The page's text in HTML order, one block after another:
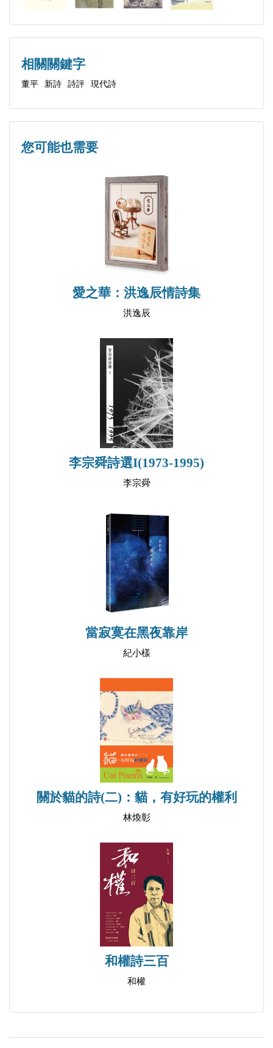
繁殖一首沒有結尾的長詩
回聲引來的風暴──欣賞白樺的一首詩
美國詩百分之八十三是垃圾
小心獅子掉了下來──讀童子寫的《鉛筆童話》
不期而遇──讀辛波斯卡的詩
愛沙尼亞詩人 何索‧庫爾──讀他的幾首「哲學詩」
《雨天書》的故事──詩集封面是詩與藝的巧配
給小數點台灣──懷念「數學詩」詩人曹開
寫不寫詩都荒謬──為綠蒂《冬雪冰青》詩集說點
托爾斯泰也要平反
不堪春解手──談幾首「逐臭之詩」
完成一座雕像──讀女詩人劉小梅的詩
存在主義不存在了──回憶詩人周鼎
導師之言──有感於讀網路文章會變笨
郁達夫軼事三則
書中之書──介紹魯蛟的《書註》
我在粉碎「一切」障礙──想起巴爾扎克的這句豪語
我為詩人，純屬意外
詩人須與時間較勁──讀藍雲的《日誌詩》
舊景觀，新變異──談李笠和劉川的寫景詩
讀方艮《三十「躬命」塵與土》
魔方中的詩質──須文蔚詩集《魔術方塊》賞析
新詩品種層出不窮── 介紹「小說詩」、「日誌
詩」、「鬼扯詩」、「廢話詩」……
詩的想像力弔詭
耳叟和周公詩與藝的巧配──懷念兩位詩藝全能的老
【KUSO李白】之一：李白出生地懸案
【KUSO李白】之二：李白的死也有問題
【KUSO李白】之三：李白一生詩酒惹事
【KUSO李白】之四：古今詩人對李白的觀感
【KUSO李白】之五：現代詩人對李白的評價
【KUSO李白】之六：洛夫登峨眉尋李白不遇
【KUSO李白】之七：後現代狀況下，飲李白月光
【KUSO李白】之八：李白的「床」出問題
【KUSO李白】之十：後現代狀況下都來解構詩人李
白
相關關鍵字
董平 新詩 詩評 現代詩
您可能也需要
愛之華：洪逸辰情詩集
洪逸辰
李宗舜詩選I(1973-1995)
李宗舜
當寂寞在黑夜靠岸
紀小樣
關於貓的詩(二)：貓，有好玩的權利
林煥彰
和權詩三百
和權